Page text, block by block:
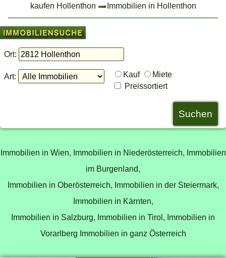
kaufen Hollenthon
Immobilien in Hollenthon
Ort:
Art: Kauf
Miete
Preissortiert
Immobilien in Wien, Immobilien in Niederösterreich, Immobilien
im Burgenland,
Immobilien in Oberösterreich, Immobilien in der Steiermark,
Immobilien in Kärnten,
Immobilien in Salzburg, Immobilien in Tirol, Immobilien in
Vorarlberg Immobilien in ganz Österreich